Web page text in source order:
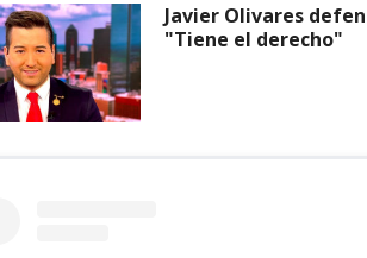
Javier Olivares
"Tiene el derecho"